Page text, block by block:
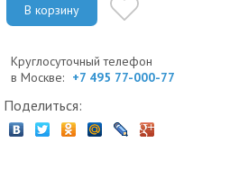
В корзину
Круглосуточный телефон
в Москве: +7 495 77-000-77
Поделиться: